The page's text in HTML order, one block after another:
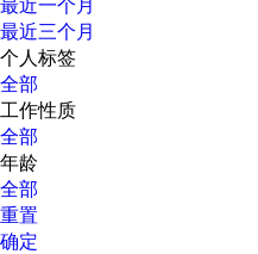
最近三个月
个人标签
全部
工作性质
全部
年龄
全部
重置
确定